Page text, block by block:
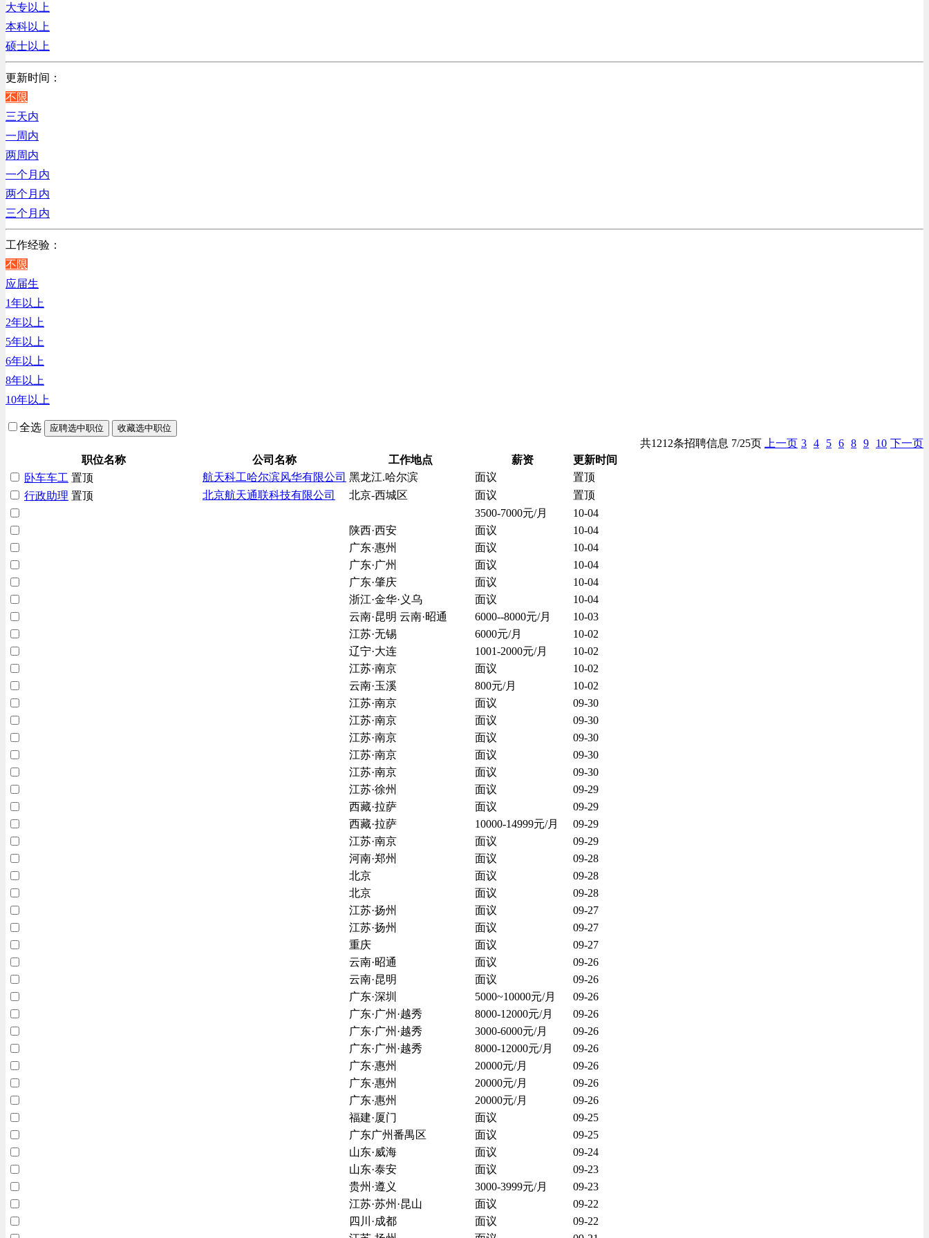
上海
贸易/物流/仓储/采购类
客服及凯发娱乐网址的技术支持类
高级管理类
电子/电器/半导体类
电力电气/能源/自动化
程序/语言开发类
行政/后勤/文秘类
销售类
人力资源类
互联网/电子商务/游戏类
建筑装潢/市政建设类
通信/移动互联网/手机类
技工/维修类
房地产开发/物业管理类
生产/加工/认证类
综合技术类
汽车/交通类
财务/审计/税务类
大专以上
本科以上
硕士以上
更新时间：
不限
三天内
一周内
两周内
一个月内
两个月内
三个月内
工作经验：
不限
应届生
1年以上
2年以上
5年以上
6年以上
8年以上
10年以上
全选 应聘选中职位 收藏选中职位
共1212条招聘信息 7/25页 上一页 3 4 5 6 8 9 10 下一页
职位名称
公司名称 工作地点 薪资
更新时间
卧车车工 置顶 航天科工哈尔滨风华有限公司 黑龙江.哈尔滨 面议
置顶
行政助理 置顶 北京航天通联科技有限公司 北京-西城区 面议
置顶
3500-7000元/月
10-04
陕西·西安
面议
10-04
广东·惠州
面议
10-04
广东·广州
面议
10-04
广东·肇庆
面议
10-04
浙江·金华·义乌
面议
10-04
云南·昆明 云南·昭通
6000--8000元/月
10-03
江苏·无锡
6000元/月
10-02
辽宁·大连
1001-2000元/月
10-02
江苏·南京
面议
10-02
云南·玉溪
800元/月
10-02
江苏·南京
面议
09-30
江苏·南京
面议
09-30
江苏·南京
面议
09-30
江苏·南京
面议
09-30
江苏·南京
面议
09-30
江苏·徐州
面议
09-29
西藏·拉萨
面议
09-29
西藏·拉萨
10000-14999元/月
09-29
江苏·南京
面议
09-29
河南·郑州
面议
09-28
北京
面议
09-28
北京
面议
09-28
江苏·扬州
面议
09-27
江苏·扬州
面议
09-27
重庆
面议
09-27
云南·昭通
面议
09-26
云南·昆明
面议
09-26
广东·深圳
5000~10000元/月
09-26
广东·广州·越秀
8000-12000元/月
09-26
广东·广州·越秀
3000-6000元/月
09-26
广东·广州·越秀
8000-12000元/月
09-26
广东·惠州
20000元/月
09-26
广东·惠州
20000元/月
09-26
广东·惠州
20000元/月
09-26
福建·厦门
面议
09-25
广东广州番禺区
面议
09-25
山东·威海
面议
09-24
山东·泰安
面议
09-23
贵州·遵义
3000-3999元/月
09-23
江苏·苏州·昆山
面议
09-22
四川·成都
面议
09-22